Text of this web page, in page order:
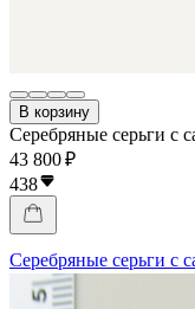
В корзину
Серебряные серьги с
43 800 ₽
438
Серебряные серьги с